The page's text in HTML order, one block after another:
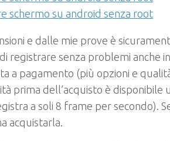
e dalle mie prove è
registrare senza problemi anche
a pagamento (più opzioni e
prima dell’acquisto è disponibile
a soli 8 frame per secondo).
acquistarla.